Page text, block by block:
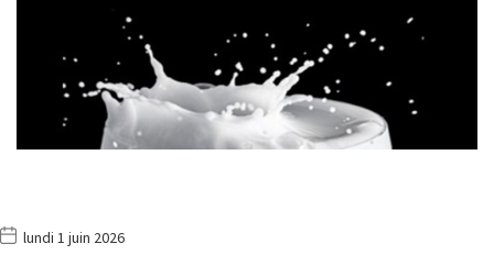
lundi 1 juin 2026